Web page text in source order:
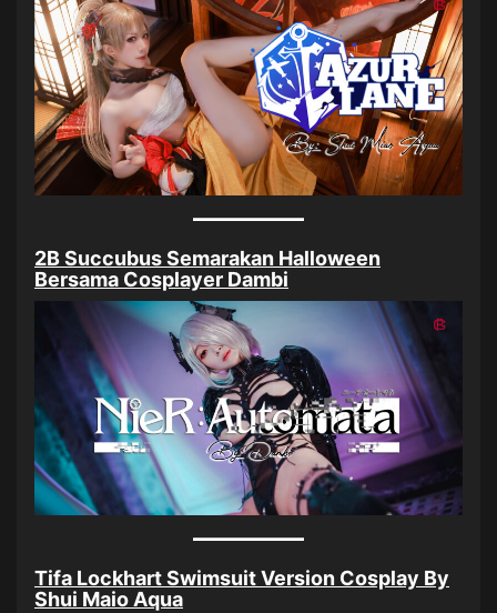
2B Succubus Semarakan Halloween
Bersama Cosplayer Dambi
Tifa Lockhart Swimsuit Version Cosplay By
Shui Maio Aqua